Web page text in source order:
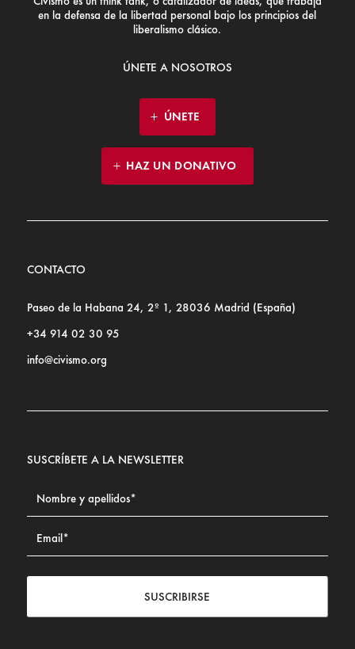
en la defensa de la libertad personal bajo los principios del
liberalismo clásico.
ÚNETE A NOSOTROS
ÚNETE
HAZ UN DONATIVO
CONTACTO
Paseo de la Habana 24, 2º 1, 28036 Madrid (España)
+34 914 02 30 95
info@civismo.org
SUSCRÍBETE A LA NEWSLETTER
SUSCRIBIRSE